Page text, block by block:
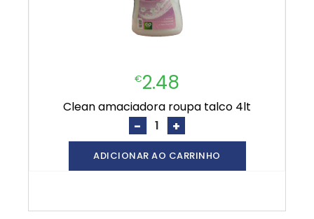
€2.48
clean amaciadora roupa talco 4lt
- +
ADICIONAR AO CARRINHO